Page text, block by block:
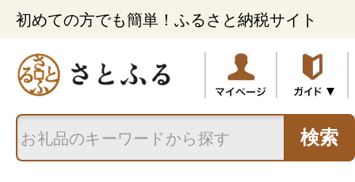
初めての方でも簡単！ふるさと納税サイト
検索